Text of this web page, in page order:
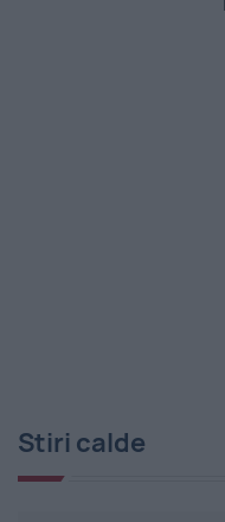
Stiri calde